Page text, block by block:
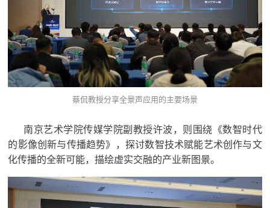
蔡侃教授分享全景声应用的主要场景
南京艺术学院传媒学院副教授许波，则围绕《数智时代
的影像创新与传播趋势》，探讨数智技术赋能艺术创作与文
化传播的全新可能，描绘虚实交融的产业新图景。